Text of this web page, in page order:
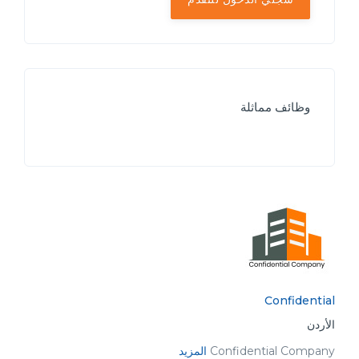
وظائف مماثلة
Confidential
الأردن
Confidential Company المزيد